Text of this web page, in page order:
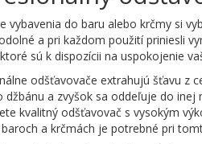
vybavenia do baru alebo krčmy si
a pri každom použití priniesli
sú k dispozícii na uspokojenie
odšťavovače extrahujú šťavu z
džbánu a zvyšok sa oddeľuje do
kvalitný odšťavovač s vysokým
a krčmách je potrebné pri